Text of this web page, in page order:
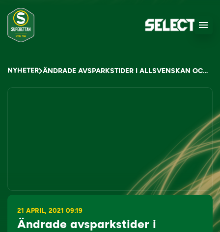
NYHETER ÄNDRADE AVSPARKSTIDER I ALLSVENSKAN OCH SUPERETTAN
21 APRIL, 2021 09:19
Ändrade avsparkstider i